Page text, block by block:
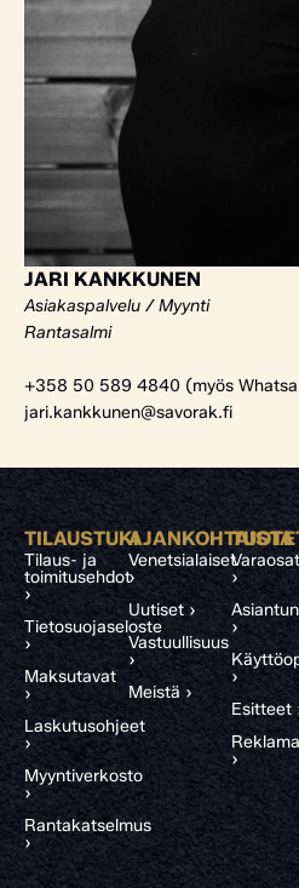
JARI KANKKUNEN
Asiakaspalvelu / Myynti
Rantasalmi
+358 50 589 4840 (myös
jari.kankkunen@savorak.fi
TILAUSTUKI
Tilaus- ja
toimitusehdot
›
Tietosuojaseloste
›
Maksutavat
›
Laskutusohjeet
›
Myyntiverkosto
›
Rantakatselmus
›
AJANKOHTAISTA
Venetsialaiset
›
Uutiset ›
Vastuullisuus
›
Meistä ›
›
›
›
Esitteet
›